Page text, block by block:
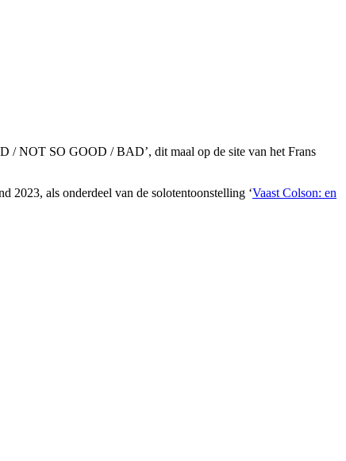
/ NOT SO GOOD / BAD’, dit maal op de site van het Frans
2023, als onderdeel van de solotentoonstelling ‘Vaast Colson: en